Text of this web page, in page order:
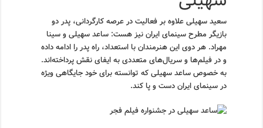
سعید سهیلی علاوه بر فعالیت در عرصه کارگردانی، پدر دو
بازیگر مطرح سینمای ایران نیز هست: ساعد سهیلی و سینا
مهراد. هر دوی این هنرمندان با استعداد، راه پدر را ادامه داده
و در فیلم‌ها و سریال‌های متعددی به ایفای نقش پرداخته‌اند.
به خصوص ساعد سهیلی که توانسته برای خود جایگاهی ویژه
در سینمای ایران دست و پا کند.